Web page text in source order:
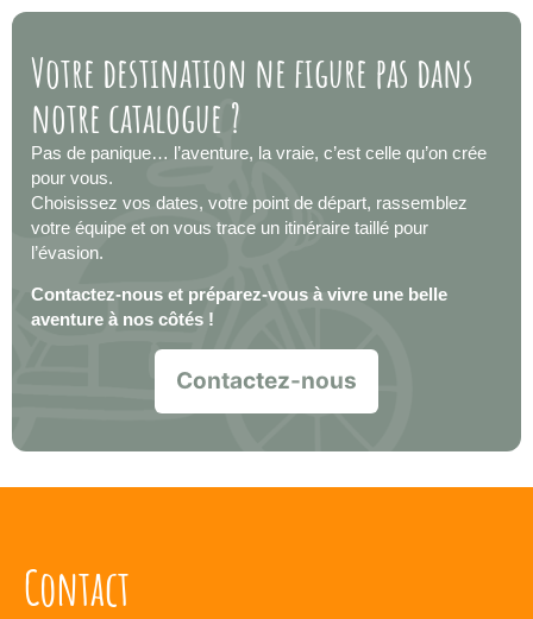
Votre destination ne figure pas dans
notre catalogue ?
Pas de panique… l’aventure, la vraie, c’est celle qu’on crée
pour vous.
Choisissez vos dates, votre point de départ, rassemblez
votre équipe et on vous trace un itinéraire taillé pour
l’évasion.
Contactez-nous et préparez-vous à vivre une belle
aventure à nos côtés !
Contactez-nous
Contact